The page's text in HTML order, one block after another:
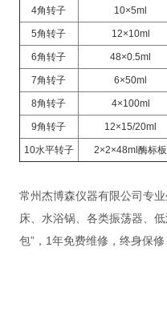
4角转子 10×5ml
5角转子 12×10ml
6角转子 48×0.5ml
7角转子 6×50ml
8角转子 4×100ml
9角转子 12×15/20ml
10水平转子 2×2×48ml酶标板
常州杰博森仪器有限公司专
床、水浴锅、各类振荡器、
包”，1年免费维修，终身保